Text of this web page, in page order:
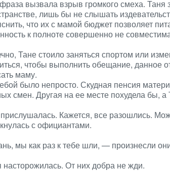
вызвала взрыв громкого смеха. Таня
лишь бы не слышать
что их с мамой бюджет позволяет
к полноте совершенно не
Тане стоило заняться спортом или
чтобы выполнить обещание, данное
маму.
было непросто. Скудная пенсия
смен. Другая на ее месте похудела бы,
Кажется, все разошлись.
с официантами.
мы как раз к тебе шли, — произнесли
насторожилась. От них добра не жди.